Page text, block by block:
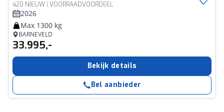
420 NIEUW | VOORRAADVOORDEEL
2026
Max 1300 kg
BARNEVELD
33.995,-
Bekijk details
Bel aanbieder